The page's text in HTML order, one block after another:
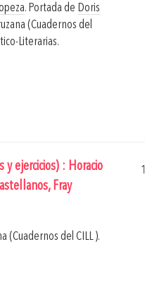
. Portada de Doris
(Cuadernos del
Literarias.
y ejercicios) : Horacio
Fray
(Cuadernos del CILL ).